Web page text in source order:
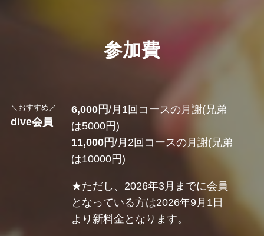
参加費
＼おすすめ／
dive会員
6,000円/月1回コースの月謝(兄弟
は5000円)
11,000円/月2回コースの月謝(兄弟
は10000円)
★ただし、2026年3月までに会員
となっている方は2026年9月1日
より新料金となります。